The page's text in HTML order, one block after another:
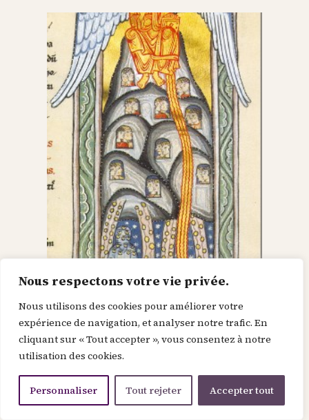
Nous respectons votre vie privée.
Nous utilisons des cookies pour améliorer votre
expérience de navigation, et analyser notre trafic. En
cliquant sur « Tout accepter », vous consentez à notre
utilisation des cookies.
Personnaliser Tout rejeter Accepter tout
Dieu dans le Christ,
recherche l’homme et
le renouvelle